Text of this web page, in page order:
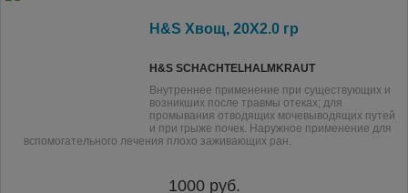
H&S Хвощ, 20X2.0 гр
H&S SCHACHTELHALMKRAUT
Внутреннее применение при существующих и
возникших после травмы отеках; для
промывания отводящих мочевыводящих путей
и при грыже почек. Наружное применение для
вспомогательного лечения плохо заживающих ран.
1000руб.